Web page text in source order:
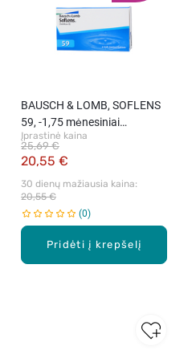
Pridėti į krepšelį
BAUSCH & LOMB, SOFLENS
59, -1,75 mėnesiniai
kontaktiniai lęšiai, 6 vnt.
Įprastinė kaina
20,55 €
25,69 €
30 dienų mažiausia kaina:
20,55 €
0